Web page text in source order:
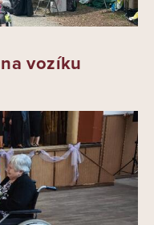
vozíku